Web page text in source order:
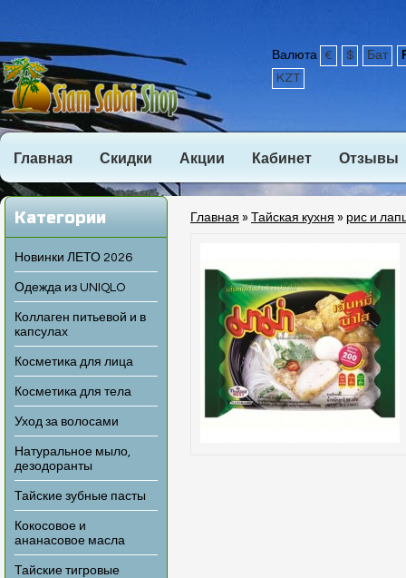
Валюта € $ Бат
KZT
Главная Скидки Акции Кабинет Отзывы
Категории
Новинки ЛЕТО 2026
Одежда из UNIQLO
Коллаген питьевой и в
капсулах
Косметика для лица
Косметика для тела
Уход за волосами
Натуральное мыло,
дезодоранты
Тайские зубные пасты
Кокосовое и
ананасовое масла
Тайские тигровые
Главная » Тайская кухня » рис и